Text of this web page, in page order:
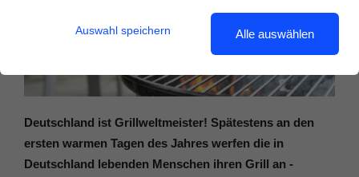
Deutschland ist Grillweltmeister! Spätestens an den
ersten warmen Tagen des Jahres werfen die in
Deutschland lebenden Menschen ihren Grill an -
Auswahl speichern Alle auswählen